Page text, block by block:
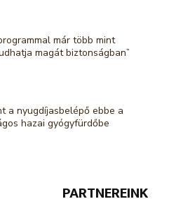
PARTNEREINK
már több mint
magát biztonságban”
a nyugdíjasbelépő ebbe a
hazai gyógyfürdőbe